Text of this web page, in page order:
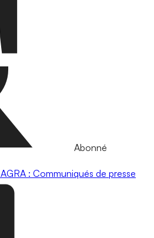
Abonné
AGRA : Communiqués de presse